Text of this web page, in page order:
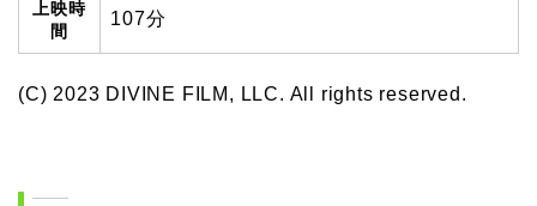
上映時
間
107分
(C) 2023 DIVINE FILM, LLC. All rights reserved.